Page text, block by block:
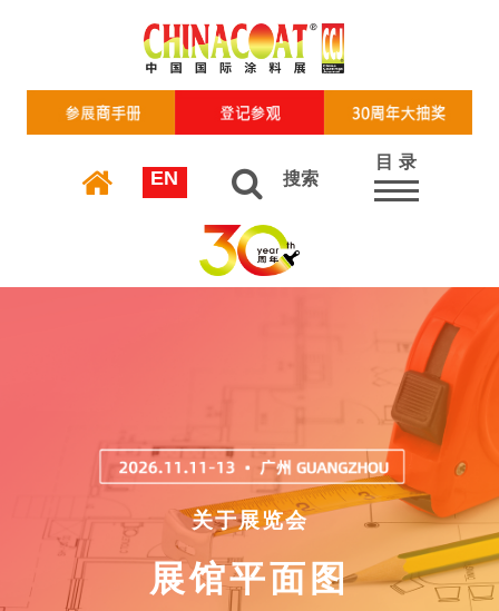
EN 搜索
目 录
关于展览会
展馆平面图